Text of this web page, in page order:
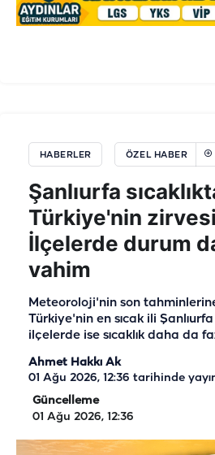
HABERLER ÖZEL HABER
Şanlıurfa
Türkiye'nin
İlçelerde durum
vahim
Meteoroloji'nin son
Türkiye'nin en sıcak ili
ilçelerde ise sıcaklık daha da
Ahmet Hakkı Ak
01 Ağu 2026, 12:36 tarihinde
Güncelleme
01 Ağu 2026, 12:36